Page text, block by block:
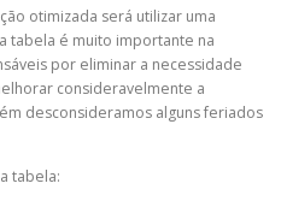
otimizada será utilizar uma
tabela é muito importante na
por eliminar a necessidade
consideravelmente a
desconsideramos alguns feriados
tabela: